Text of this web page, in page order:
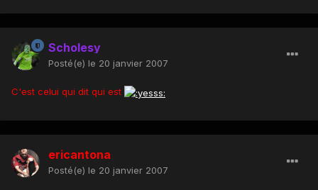
Scholesy
Posté(e) le 20 janvier 2007
C'est celui qui dit qui est
ericantona
Posté(e) le 20 janvier 2007